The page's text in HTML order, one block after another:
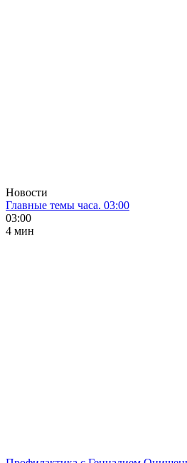
Новости
Главные темы часа. 03:00
03:00
4 мин